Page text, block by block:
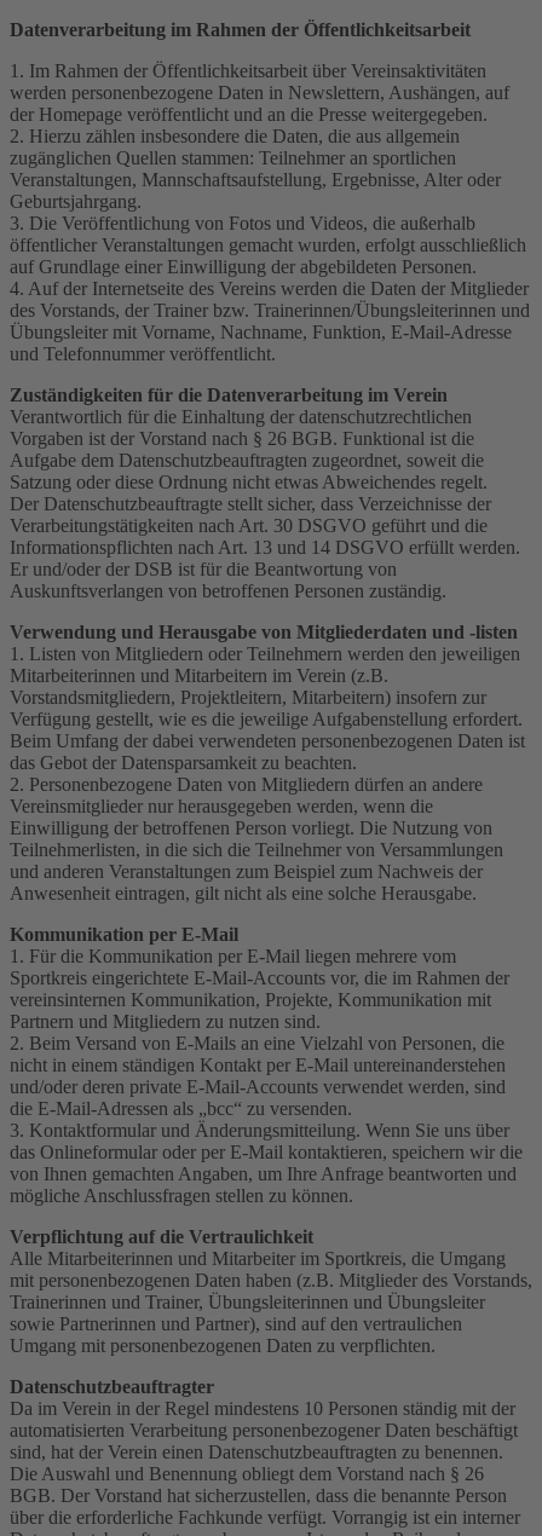
Datenverarbeitung im Rahmen der Öffentlichkeitsarbeit
1. Im Rahmen der Öffentlichkeitsarbeit über Vereinsaktivitäten
werden personenbezogene Daten in Newslettern, Aushängen, auf
der Homepage veröffentlicht und an die Presse weitergegeben.
2. Hierzu zählen insbesondere die Daten, die aus allgemein
zugänglichen Quellen stammen: Teilnehmer an sportlichen
Veranstaltungen, Mannschaftsaufstellung, Ergebnisse, Alter oder
Geburtsjahrgang.
3. Die Veröffentlichung von Fotos und Videos, die außerhalb
öffentlicher Veranstaltungen gemacht wurden, erfolgt ausschließlich
auf Grundlage einer Einwilligung der abgebildeten Personen.
4. Auf der Internetseite des Vereins werden die Daten der Mitglieder
des Vorstands, der Trainer bzw. Trainerinnen/Übungsleiterinnen und
Übungsleiter mit Vorname, Nachname, Funktion, E-Mail-Adresse
und Telefonnummer veröffentlicht.
Zuständigkeiten für die Datenverarbeitung im Verein
Verantwortlich für die Einhaltung der datenschutzrechtlichen
Vorgaben ist der Vorstand nach § 26 BGB. Funktional ist die
Aufgabe dem Datenschutzbeauftragten zugeordnet, soweit die
Satzung oder diese Ordnung nicht etwas Abweichendes regelt.
Der Datenschutzbeauftragte stellt sicher, dass Verzeichnisse der
Verarbeitungstätigkeiten nach Art. 30 DSGVO geführt und die
Informationspflichten nach Art. 13 und 14 DSGVO erfüllt werden.
Er und/oder der DSB ist für die Beantwortung von
Auskunftsverlangen von betroffenen Personen zuständig.
Verwendung und Herausgabe von Mitgliederdaten und -listen
1. Listen von Mitgliedern oder Teilnehmern werden den jeweiligen
Mitarbeiterinnen und Mitarbeitern im Verein (z.B.
Vorstandsmitgliedern, Projektleitern, Mitarbeitern) insofern zur
Verfügung gestellt, wie es die jeweilige Aufgabenstellung erfordert.
Beim Umfang der dabei verwendeten personenbezogenen Daten ist
das Gebot der Datensparsamkeit zu beachten.
2. Personenbezogene Daten von Mitgliedern dürfen an andere
Vereinsmitglieder nur herausgegeben werden, wenn die
Einwilligung der betroffenen Person vorliegt. Die Nutzung von
Teilnehmerlisten, in die sich die Teilnehmer von Versammlungen
und anderen Veranstaltungen zum Beispiel zum Nachweis der
Anwesenheit eintragen, gilt nicht als eine solche Herausgabe.
Kommunikation per E-Mail
1. Für die Kommunikation per E-Mail liegen mehrere vom
Sportkreis eingerichtete E-Mail-Accounts vor, die im Rahmen der
vereinsinternen Kommunikation, Projekte, Kommunikation mit
Partnern und Mitgliedern zu nutzen sind.
2. Beim Versand von E-Mails an eine Vielzahl von Personen, die
nicht in einem ständigen Kontakt per E-Mail untereinanderstehen
und/oder deren private E-Mail-Accounts verwendet werden, sind
die E-Mail-Adressen als „bcc“ zu versenden.
3. Kontaktformular und Änderungsmitteilung. Wenn Sie uns über
das Onlineformular oder per E-Mail kontaktieren, speichern wir die
von Ihnen gemachten Angaben, um Ihre Anfrage beantworten und
mögliche Anschlussfragen stellen zu können.
Verpflichtung auf die Vertraulichkeit
Alle Mitarbeiterinnen und Mitarbeiter im Sportkreis, die Umgang
mit personenbezogenen Daten haben (z.B. Mitglieder des Vorstands,
Trainerinnen und Trainer, Übungsleiterinnen und Übungsleiter
sowie Partnerinnen und Partner), sind auf den vertraulichen
Umgang mit personenbezogenen Daten zu verpflichten.
Datenschutzbeauftragter
Da im Verein in der Regel mindestens 10 Personen ständig mit der
automatisierten Verarbeitung personenbezogener Daten beschäftigt
sind, hat der Verein einen Datenschutzbeauftragten zu benennen.
Die Auswahl und Benennung obliegt dem Vorstand nach § 26
BGB. Der Vorstand hat sicherzustellen, dass die benannte Person
über die erforderliche Fachkunde verfügt. Vorrangig ist ein interner